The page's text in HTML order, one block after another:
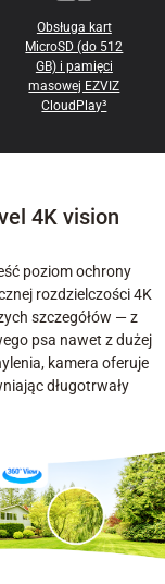
Obsługa kart
MicroSD (do 512
GB) i pamięci
masowej EZVIZ
CloudPlay³
4K vision
poziom ochrony
rozdzielczości 4K
szczegółów — z
psa nawet z dużej
kamera oferuje
długotrwały